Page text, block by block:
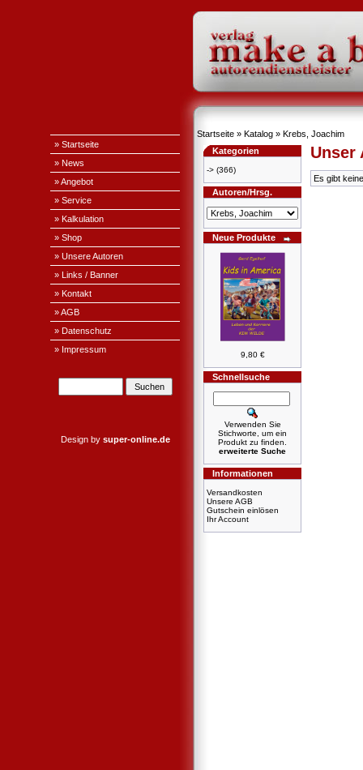
» Startseite
» News
» Angebot
» Service
» Kalkulation
» Shop
» Unsere Autoren
» Links / Banner
» Kontakt
» AGB
» Datenschutz
» Impressum
Design by super-online.de
Startseite » Katalog » Krebs, Joachim
Kategorien
-> (366)
Autoren/Hrsg.
Neue Produkte
9,80 €
Schnellsuche
Verwenden Sie
Stichworte, um ein
Produkt zu finden.
erweiterte Suche
Informationen
Versandkosten
Unsere AGB
Gutschein einlösen
Ihr Account
Unser
Es gibt